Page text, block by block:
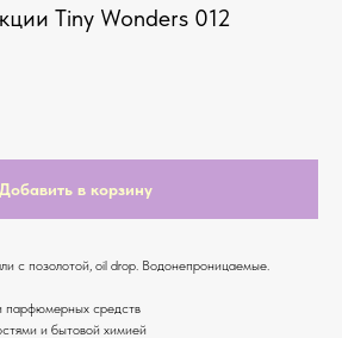
Tiny Wonders 012
Добавить в корзину
с позолотой, oil drop. Водонепроницаемые.
парфюмерных средств
и бытовой химией